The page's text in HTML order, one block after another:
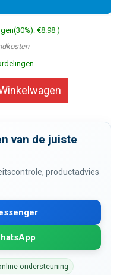
€8.98 )
van de juiste
productadvies
ondersteuning